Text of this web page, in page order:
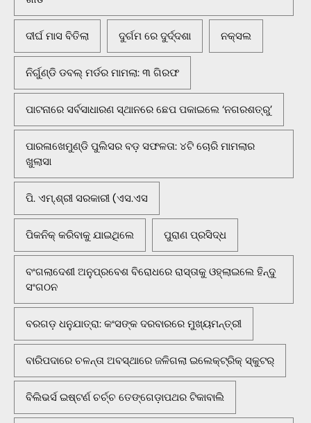
ଦୀର୍ଘ ମାସ ବିତିଲା ଦୁର୍ଗମ ରେ ଦୁର୍ଦ୍ଦଶା ନକ୍ସଲ
ନିର୍ଗୁଣ୍ଡି ଡବଲ୍ ମର୍ଡର ମାମଲା: ୩ ଗିରଫ
ପାଟନାରେ ସର୍ବସାଧାରଣ ସ୍ଥାନରେ ଛେପ ପକାଇଲେ ‘ନଗରଶତ୍ରୁ’
ପାରଳାଖେମୁଣ୍ଡି ପୁଲିସର ବଡ଼ ସଫଳତା: ୪ଟି ଚୋରି ମାମଲାର
ଖୁଲାସା
ପି. ଏମ୍.ଶ୍ରୀ ସରକାରୀ (ଏସ.ଏସ
ପିକନିକ୍‌ କରିବାକୁ ଯାଇଥିଲେ ପୁରାଣ ପ୍ରସିଦ୍ଧ
ବଂଗଲାଦେଶୀ ଅନୁପ୍ରବେଶ ବିରୋଧରେ ରାସ୍ତାକୁ ଓହ୍ଲାଇଲେ ହିନ୍ଦୁ
ସଂଗଠନ
ବରଗଡ଼ ଧନୁଯାତ୍ରା: କଂସଙ୍କ ଦରବାରରେ ମୁଖ୍ୟମନ୍ତ୍ରୀ
ବାରିପଦାରେ ଚଳନ୍ତା ଅବସ୍ଥାରେ ଜଳିଗଲା ଇଲେକ୍ଟ୍ରିକ୍ ସ୍କୁଟର୍
ବିଲିଭର୍ସ ଇଷ୍ଟର୍ଣ ଚର୍ଚ୍ଚ ତେଙ୍ଗେଡ଼ାପଥର ଟିକାବାଲି